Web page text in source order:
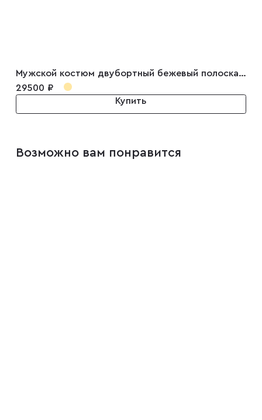
Платки-паше
Мужской костюм двубортный бежевый полоска Charles
29500 ₽
Купить
Возможно вам понравится